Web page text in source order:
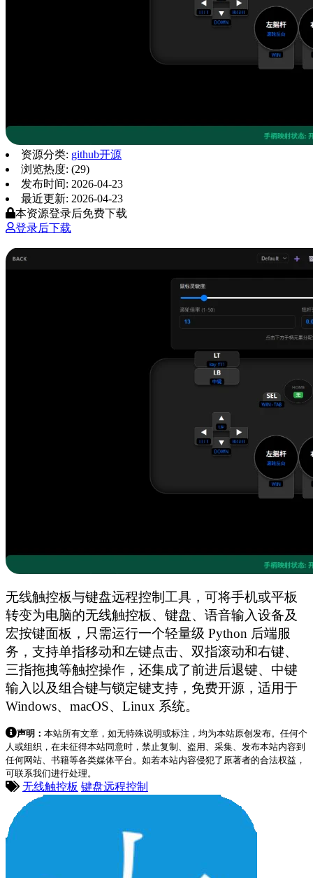
资源分类: github开源
浏览热度: (29)
发布时间: 2026-04-23
最近更新: 2026-04-23
本资源登录后免费下载
登录后下载
无线触控板与键盘远程控制工具，可将手机或平板
转变为电脑的无线触控板、键盘、语音输入设备及
宏按键面板，只需运行一个轻量级 Python 后端服
务，支持单指移动和左键点击、双指滚动和右键、
三指拖拽等触控操作，还集成了前进后退键、中键
输入以及组合键与锁定键支持，免费开源，适用于
Windows、macOS、Linux 系统。
声明： 本站所有文章，如无特殊说明或标注，均为本站原创发布。任何个
人或组织，在未征得本站同意时，禁止复制、盗用、采集、发布本站内容到
任何网站、书籍等各类媒体平台。如若本站内容侵犯了原著者的合法权益，
可联系我们进行处理。
无线触控板 键盘远程控制